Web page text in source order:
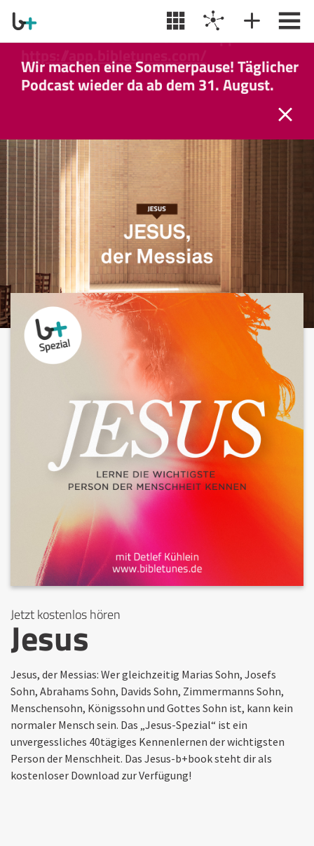
Wir machen eine Sommerpause! Täglicher
Podcast wieder da ab dem 31. August.
Jetzt kostenlos hören
Jesus
Jesus, der Messias: Wer gleichzeitig Marias Sohn, Josefs
Sohn, Abrahams Sohn, Davids Sohn, Zimmermanns Sohn,
Menschensohn, Königssohn und Gottes Sohn ist, kann kein
normaler Mensch sein. Das „Jesus-Spezial“ ist ein
unvergessliches 40tägiges Kennenlernen der wichtigsten
Person der Menschheit. Das Jesus-b+book steht dir als
kostenloser Download zur Verfügung!